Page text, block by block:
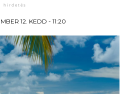
12. KEDD - 11:20